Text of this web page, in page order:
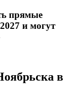
прямые
и могут
в